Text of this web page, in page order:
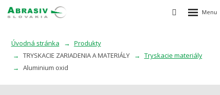
Vyhledávání
Rozbalení
Úvodná stránka
Produkty
TRYSKACIE ZARIADENIA A MATERIÁLY
Tryskacie materiály
Aluminium oxid